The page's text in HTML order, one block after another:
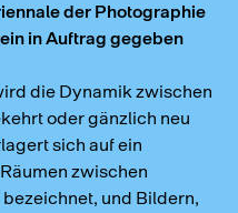
der Photographie
in Auftrag gegeben
die Dynamik zwischen
oder gänzlich neu
sich auf ein
zwischen
bezeichnet, und Bildern,